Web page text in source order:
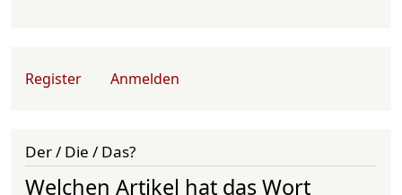
User account menu
Register Anmelden
Der / Die / Das?
Welchen Artikel hat das Wort